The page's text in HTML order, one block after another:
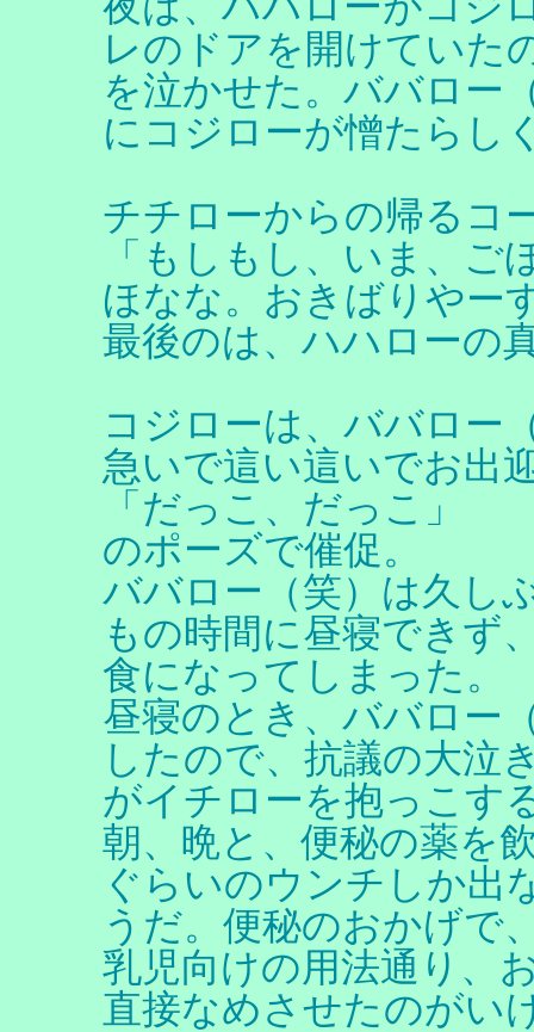
レのドアを開けていた
を泣かせた。ババロー
にコジローが憎たらし
チチローからの帰るコ
「もしもし、いま、ご
ほなな。おきばりやー
最後のは、ハハローの
コジローは、ババロー
急いで這い這いでお出
「だっこ、だっこ」
のポーズで催促。
ババロー（笑）は久し
もの時間に昼寝できず
食になってしまった。
昼寝のとき、ババロー
したので、抗議の大泣
がイチローを抱っこす
朝、晩と、便秘の薬を
ぐらいのウンチしか出
うだ。便秘のおかげで
乳児向けの用法通り、
直接なめさせたのがい